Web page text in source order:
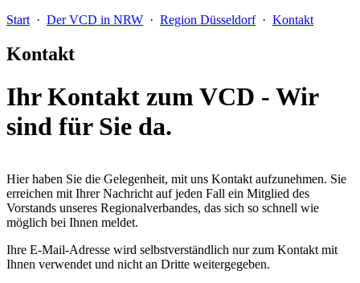
Start · Der VCD in NRW · Region Düsseldorf· Kontakt
Kontakt
Ihr Kontakt zum VCD - Wir
sind für Sie da.
Hier haben Sie die Gelegenheit, mit uns Kontakt aufzunehmen. Sie
erreichen mit Ihrer Nachricht auf jeden Fall ein Mitglied des
Vorstands unseres Regionalverbandes, das sich so schnell wie
möglich bei Ihnen meldet.
Ihre E-Mail-Adresse wird selbstverständlich nur zum Kontakt mit
Ihnen verwendet und nicht an Dritte weitergegeben.